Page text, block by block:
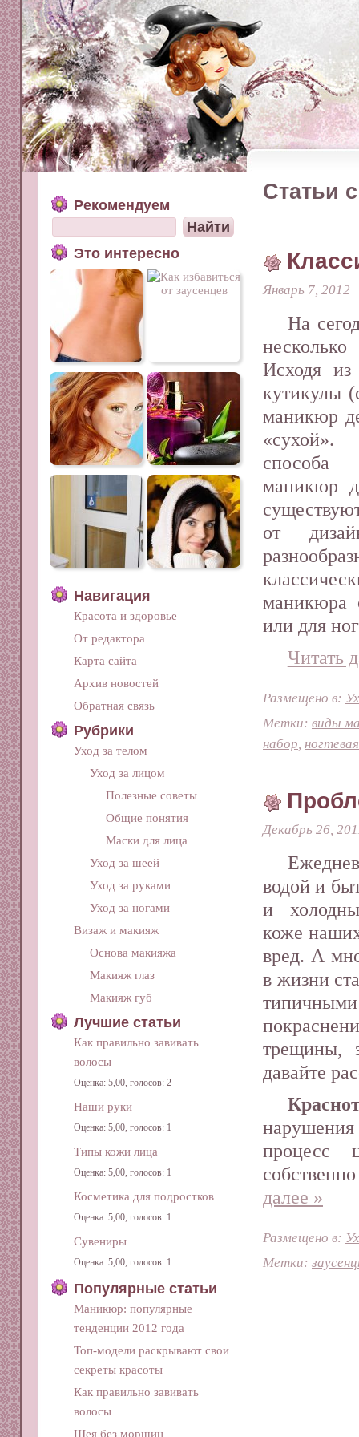
Статьи
Январь 7, 2012
На
Исходя из
кутикулы
маникюр
способа
маникюр
от
маникюра
или для
Читать
Размещено в:
Метки: виды
набор,
Декабрь 26,
водой и
и
коже
вред. А
в жизни
трещины,
давайте
нарушения
процесс
далее »
Размещено в:
Метки:
Рекомендуем
Это интересно
Навигация
Красота и здоровье
От редактора
Карта сайта
Архив новостей
Обратная связь
Рубрики
Уход за телом
Уход за лицом
Полезные советы
Общие понятия
Маски для лица
Уход за шеей
Уход за руками
Уход за ногами
Визаж и макияж
Основа макияжа
Макияж глаз
Макияж губ
Лучшие статьи
Как правильно завивать
волосы
Оценка: 5,00, голосов: 2
Наши руки
Оценка: 5,00, голосов: 1
Типы кожи лица
Оценка: 5,00, голосов: 1
Косметика для подростков
Оценка: 5,00, голосов: 1
Сувениры
Оценка: 5,00, голосов: 1
Популярные статьи
Маникюр: популярные
тенденции 2012 года
Топ-модели раскрывают свои
секреты красоты
Как правильно завивать
волосы
Шея без морщин